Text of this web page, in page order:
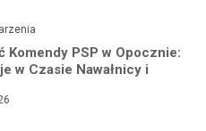
Komendy PSP w Opocznie:
w Czasie Nawałnicy i